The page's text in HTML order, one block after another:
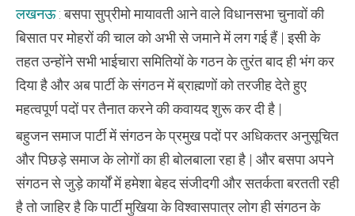
लखनऊ: बसपा सुप्रीमो मायावती आने वाले विधानसभा चुनावों की
बिसात पर मोहरों की चाल को अभी से जमाने में लग गई हैं | इसी के
तहत उन्होंने सभी भाईचारा समितियों के गठन के तुरंत बाद ही भंग कर
दिया है और अब पार्टी के संगठन में ब्राह्मणों को तरजीह देते हुए
महत्वपूर्ण पदों पर तैनात करने की कवायद शुरू कर दी है |
बहुजन समाज पार्टी में संगठन के प्रमुख पदों पर अधिकतर अनुसूचित
और पिछड़े समाज के लोगों का ही बोलबाला रहा है | और बसपा अपने
संगठन से जुड़े कार्यों में हमेशा बेहद संजीदगी और सतर्कता बरतती रही
है तो जाहिर है कि पार्टी मुखिया के विश्वासपात्र लोग ही संगठन के